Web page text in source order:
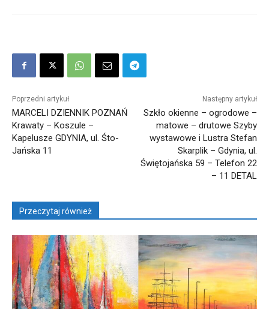
Poprzedni artykuł
MARCELI DZIENNIK POZNAŃ
Krawaty – Koszule –
Kapelusze GDYNIA, ul. Śto-
Jańska 11
Następny artykuł
Szkło okienne – ogrodowe –
matowe – drutowe Szyby
wystawowe i Lustra Stefan
Skarplik – Gdynia, ul.
Świętojańska 59 – Telefon 22
– 11 DETAL
Przeczytaj również